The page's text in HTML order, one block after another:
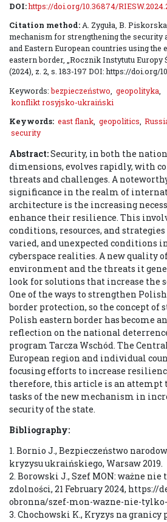
DOI:https://doi.org/10.36874/
Citation method:A. Zyguła, B.
mechanism for strengthening the security
and Eastern European countries using the
eastern border, „Rocznik Instytutu Europy
(2024), z. 2, s. 183-197 DOI: https://doi.org/
Keywords: bezpieczeństwo geopolityka
konflikt rosyjsko-ukraiński
Keywords: east flank, geopolitics,
security
Abstract:Security, in both the
dimensions, evolves rapidly, with
threats and challenges. A
significance in the realm of
architecture is the increasing
enhance their resilience. This
conditions, resources, and strategies
varied, and unexpected conditions
cyberspace realities. A new quality
environment and the threats it
look for solutions that increase the
One of the ways to strengthen
border protection, so the concept of
Polish eastern border has become
reflection on the national
program Tarcza Wschód. The
European region and individual
focusing efforts to increase
therefore, this article is an attempt
tasks of the new mechanism in
security of the state.
Bibliography:
1. Bornio J., Bezpieczeństwo
kryzysu ukraińskiego, Warsaw 2019.
2. Borowski J., Szef MON: ważne
zdolności, 21 February 2024,
obronna/szef-mon-wazne-nie-
3. Chochowski K., Kryzys na granicy